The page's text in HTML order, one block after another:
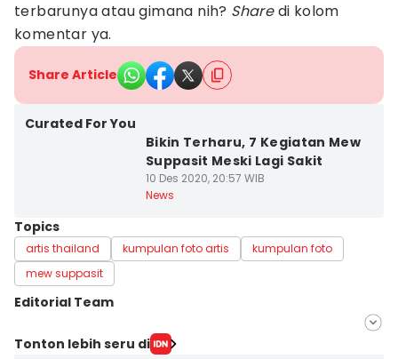
terbarunya atau gimana nih? Sharedi kolom
komentar ya.
Share Article
Curated For You
Bikin Terharu, 7 Kegiatan Mew
Suppasit Meski Lagi Sakit
10 Des 2020, 20:57 WIB
News
Topics
artis thailand kumpulan foto artis
kumpulan foto
mew suppasit
Editorial Team
Editor
Tonton lebih seru di